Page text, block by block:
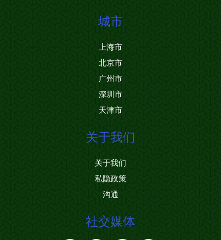
城市
上海市
北京市
广州市
深圳市
天津市
关于我们
关于我们
私隐政策
沟通
社交媒体